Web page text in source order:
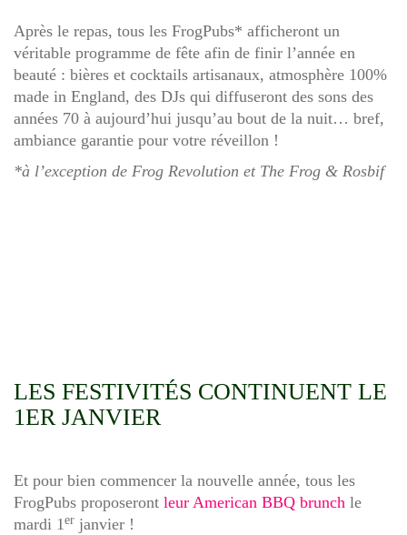
Après le repas, tous les FrogPubs* afficheront un
véritable programme de fête afin de finir l’année en
beauté : bières et cocktails artisanaux, atmosphère 100%
made in England, des DJs qui diffuseront des sons des
années 70 à aujourd’hui jusqu’au bout de la nuit… bref,
ambiance garantie pour votre réveillon !
*à l’exception de Frog Revolution et The Frog & Rosbif
LES FESTIVITÉS CONTINUENT LE
1ER JANVIER
Et pour bien commencer la nouvelle année, tous les
FrogPubs proposeront leur American BBQ brunch le
mardi 1er janvier !